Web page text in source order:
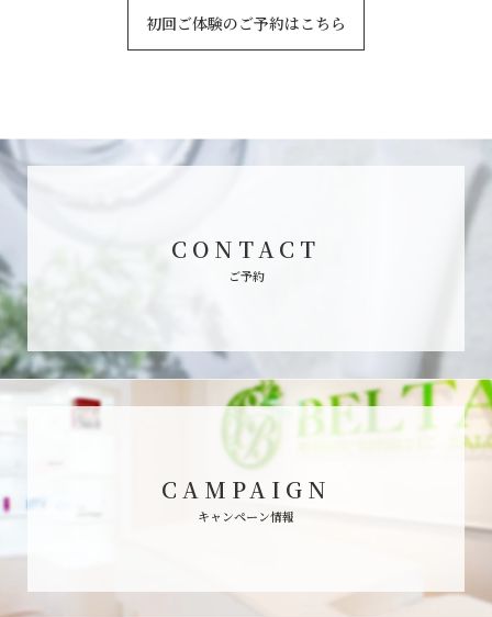
初回ご体験のご予約はこちら
CONTACT
ご予約
CAMPAIGN
キャンペーン情報